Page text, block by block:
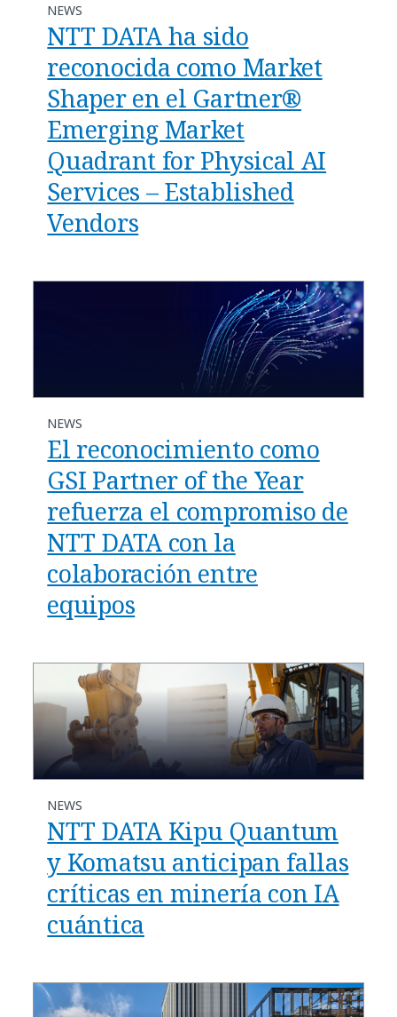
NEWS
NTT DATA ha sido
reconocida como Market
Shaper en el Gartner®
Emerging Market
Quadrant for Physical AI
Services – Established
Vendors
NEWS
El reconocimiento como
GSI Partner of the Year
refuerza el compromiso de
NTT DATA con la
colaboración entre
equipos
NEWS
NTT DATA Kipu Quantum
y Komatsu anticipan fallas
críticas en minería con IA
cuántica